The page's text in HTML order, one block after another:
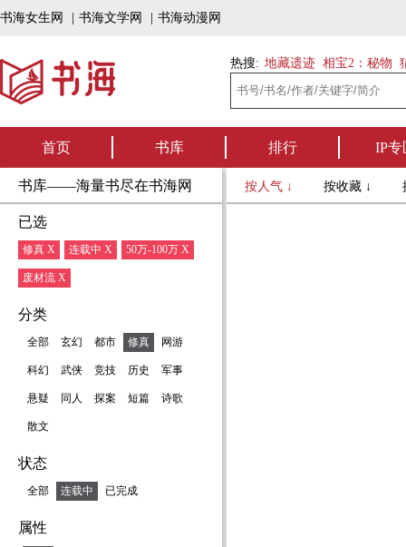
书海女生网 书海文学网 书海动漫网
热搜: 地藏遗迹 相宝2：秘物
首页 书库 排行 IP专
书库——海量书尽在书海网
已选
修真 X 连载中 X 50万-100万 X
废材流 X
分类
全部 玄幻 都市 修真 网游
科幻 武侠 竞技 历史 军事
悬疑 同人 探案 短篇 诗歌
散文
状态
全部 连载中 已完成
属性
按人气 ↓ 按收藏 ↓